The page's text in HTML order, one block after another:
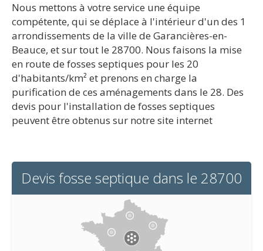
Nous mettons à votre service une équipe
compétente, qui se déplace à l'intérieur d'un des 1
arrondissements de la ville de Garancières-en-
Beauce, et sur tout le 28700. Nous faisons la mise
en route de fosses septiques pour les 20
d'habitants/km² et prenons en charge la
purification de ces aménagements dans le 28. Des
devis pour l'installation de fosses septiques
peuvent être obtenus sur notre site internet
Devis fosse septique dans le 28700